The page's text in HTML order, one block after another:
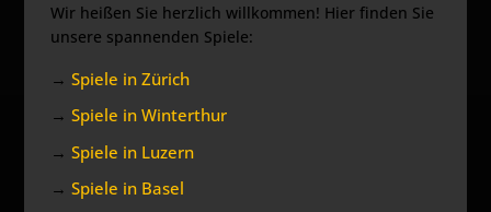
Wir heißen Sie herzlich willkommen! Hier finden Sie
unsere spannenden Spiele:
→Spiele in Zürich
→Spiele in Winterthur
→Spiele in Luzern
→Spiele in Basel